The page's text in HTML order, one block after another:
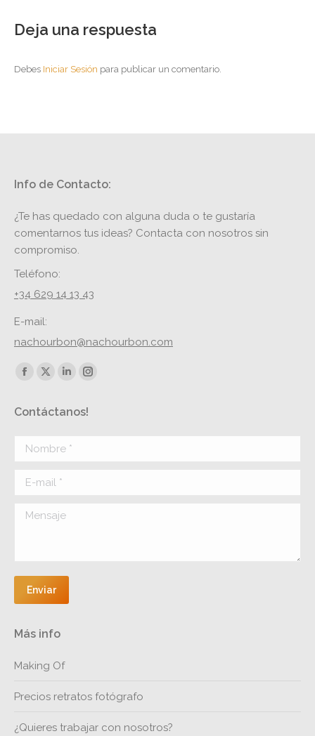
Deja una respuesta
Debes Iniciar Sesión para publicar un comentario.
Info de Contacto:
¿Te has quedado con alguna duda o te gustaría
comentarnos tus ideas? Contacta con nosotros sin
compromiso.
Teléfono:
+34 629 14 13 43
E-mail:
nachourbon@nachourbon.com
Encuéntranos en:
Facebook
opens
new
X
opens
new
Linkedin
opens
new
Instagram
opens
Contáctanos!
Nombre *
E-mail *
Mensaje
Enviar
Más info
Making Of
Precios retratos fotógrafo
¿Quieres trabajar con nosotros?